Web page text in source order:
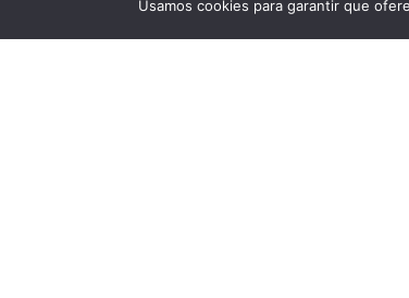
Usamos cookies para garantir que